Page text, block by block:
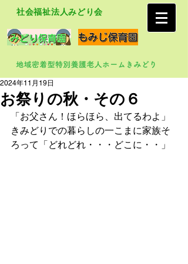
社会福祉法人みどり会
お祭りの秋・その６
2024年11月19日
「お父さん！ほらほら、出てるわよ」
きみどりでの暮らしの一こまに家族そ
ろって「どれどれ・・・どこに・・」